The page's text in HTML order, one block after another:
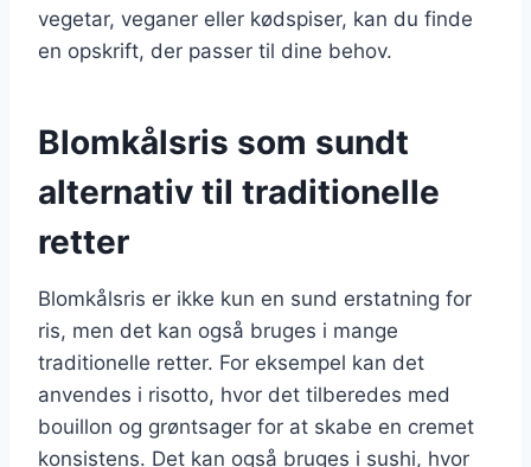
vegetar, veganer eller kødspiser, kan du finde
en opskrift, der passer til dine behov.
Blomkålsris som sundt
alternativ til traditionelle
retter
Blomkålsris er ikke kun en sund erstatning for
ris, men det kan også bruges i mange
traditionelle retter. For eksempel kan det
anvendes i risotto, hvor det tilberedes med
bouillon og grøntsager for at skabe en cremet
konsistens. Det kan også bruges i sushi, hvor